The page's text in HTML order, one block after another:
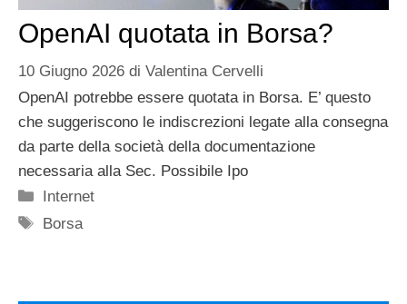
OpenAI quotata in Borsa?
10 Giugno 2026 di Valentina Cervelli
OpenAI potrebbe essere quotata in Borsa. E’ questo
che suggeriscono le indiscrezioni legate alla consegna
da parte della società della documentazione
necessaria alla Sec. Possibile Ipo
Categorie
Internet
Tag
Borsa